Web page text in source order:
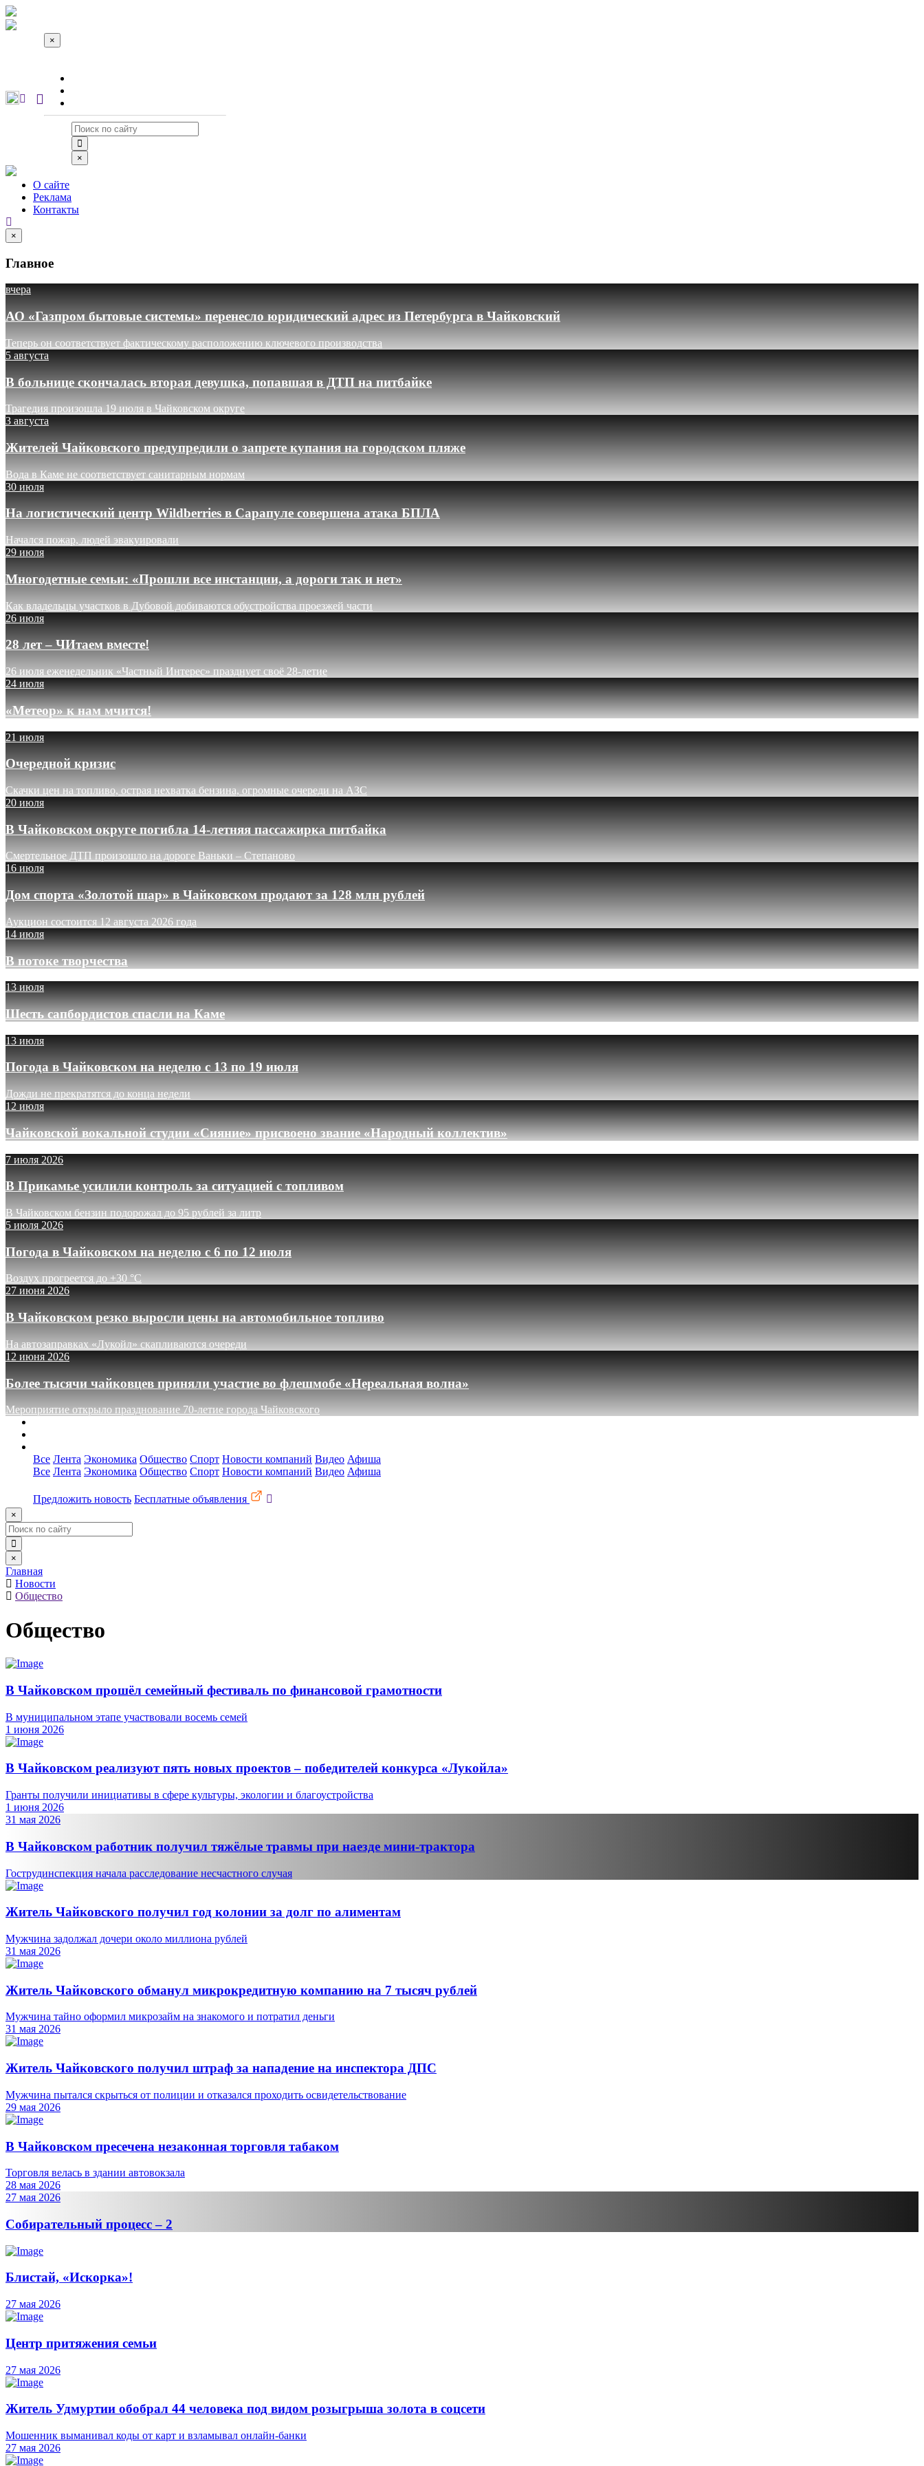
×
×
О сайте
Реклама
Контакты
×
Главное
вчера
АО «Газпром бытовые системы» перенесло юридический адрес из Петербурга в Чайковский
Теперь он соответствует фактическому расположению ключевого производства
5 августа
В больнице скончалась вторая девушка, попавшая в ДТП на питбайке
Трагедия произошла 19 июля в Чайковском округе
3 августа
Жителей Чайковского предупредили о запрете купания на городском пляже
Вода в Каме не соответствует санитарным нормам
30 июля
На логистический центр Wildberries в Сарапуле совершена атака БПЛА
Начался пожар, людей эвакуировали
29 июля
Многодетные семьи: «Прошли все инстанции, а дороги так и нет»
Как владельцы участков в Дубовой добиваются обустройства проезжей части
26 июля
28 лет – ЧИтаем вместе!
26 июля еженедельник «Частный Интерес» празднует своё 28-летие
24 июля
«Метеор» к нам мчится!
21 июля
Очередной кризис
Скачки цен на топливо, острая нехватка бензина, огромные очереди на АЗС
20 июля
В Чайковском округе погибла 14-летняя пассажирка питбайка
Смертельное ДТП произошло на дороге Ваньки – Степаново
16 июля
Дом спорта «Золотой шар» в Чайковском продают за 128 млн рублей
Аукцион состоится 12 августа 2026 года
14 июля
В потоке творчества
13 июля
Шесть сапбордистов спасли на Каме
13 июля
Погода в Чайковском на неделю с 13 по 19 июля
Дожди не прекратятся до конца недели
12 июля
Чайковской вокальной студии «Сияние» присвоено звание «Народный коллектив»
7 июля 2026
В Прикамье усилили контроль за ситуацией с топливом
В Чайковском бензин подорожал до 95 рублей за литр
5 июля 2026
Погода в Чайковском на неделю с 6 по 12 июля
Воздух прогреется до +30 °C
27 июня 2026
В Чайковском резко выросли цены на автомобильное топливо
На автозаправках «Лукойл» скапливаются очереди
12 июня 2026
Более тысячи чайковцев приняли участие во флешмобе «Нереальная волна»
Мероприятие открыло празднование 70-летие города Чайковского
Все Лента Экономика Общество Спорт Новости компаний Видео Афиша
Все Лента Экономика Общество Спорт Новости компаний Видео Афиша
Предложить новость Бесплатные объявления
×
×
Главная
Новости
Общество
Общество
В Чайковском прошёл семейный фестиваль по финансовой грамотности
В муниципальном этапе участвовали восемь семей
1 июня 2026
В Чайковском реализуют пять новых проектов – победителей конкурса «Лукойла»
Гранты получили инициативы в сфере культуры, экологии и благоустройства
1 июня 2026
31 мая 2026
В Чайковском работник получил тяжёлые травмы при наезде мини-трактора
Гострудинспекция начала расследование несчастного случая
Житель Чайковского получил год колонии за долг по алиментам
Мужчина задолжал дочери около миллиона рублей
31 мая 2026
Житель Чайковского обманул микрокредитную компанию на 7 тысяч рублей
Мужчина тайно оформил микрозайм на знакомого и потратил деньги
31 мая 2026
Житель Чайковского получил штраф за нападение на инспектора ДПС
Мужчина пытался скрыться от полиции и отказался проходить освидетельствование
29 мая 2026
В Чайковском пресечена незаконная торговля табаком
Торговля велась в здании автовокзала
28 мая 2026
27 мая 2026
Собирательный процесс – 2
Блистай, «Искорка»!
27 мая 2026
Центр притяжения семьи
27 мая 2026
Житель Удмуртии обобрал 44 человека под видом розыгрыша золота в соцсети
Мошенник выманивал коды от карт и взламывал онлайн-банки
27 мая 2026